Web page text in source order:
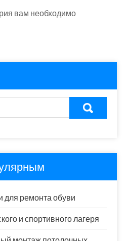
вам необходимо
для ремонта обуви
и спортивного лагеря